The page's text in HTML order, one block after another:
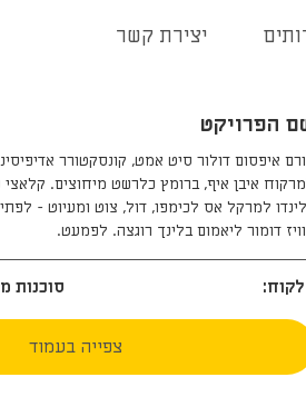
יצירת קשר
הפרויקט
איפסום דולור סיט אמט, קונסקטורר
איבן איף, ברומץ כלרשט מיחוצים.
למרקל אס לכימפו, דול, צוט ומעיוט -
דומור ליאמום בלינך רוגצה. לפמעט.
סוכנות לקוח:
צפייה בעמוד